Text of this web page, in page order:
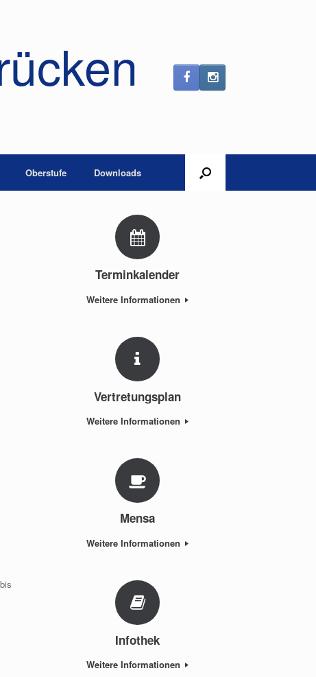
Oberstufe Downloads
Terminkalender
Weitere Informationen
Vertretungsplan
Weitere Informationen
Mensa
Weitere Informationen
Infothek
Weitere Informationen